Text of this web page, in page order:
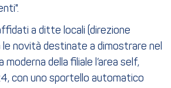
a ditte locali (direzione
le novità destinate a dimostrare nel
della filiale l’area self,
con uno sportello automatico